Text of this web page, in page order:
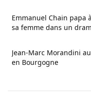
Emmanuel Chain papa
sa femme dans un
Jean-Marc Morandini
en Bourgogne